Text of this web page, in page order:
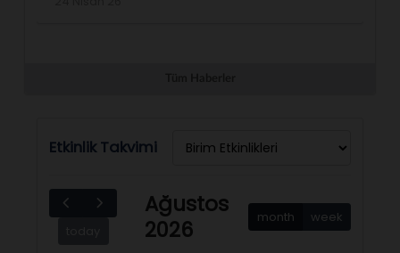
Etkinlik Takvimi
Ağustos
2026
month week